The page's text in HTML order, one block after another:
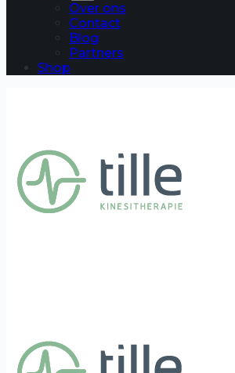
Over ons
Contact
Blog
Partners
Shop